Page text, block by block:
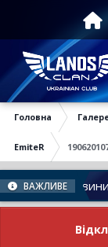
Головна
EmiteR
ВАЖЛИВЕ
Новини